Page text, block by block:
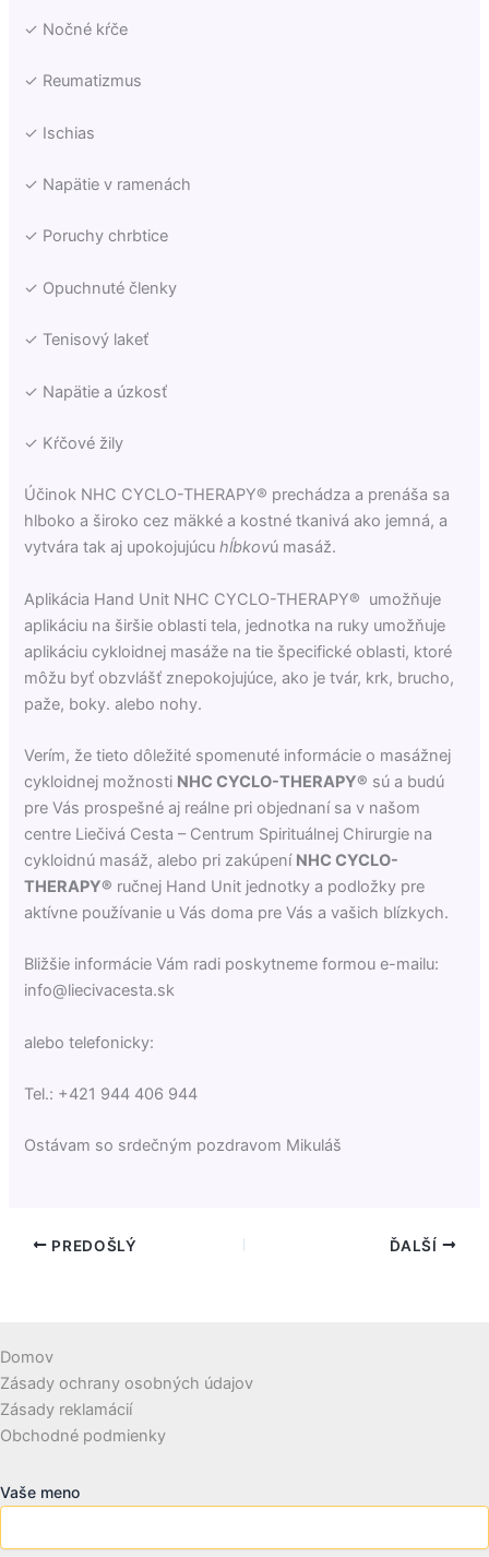
✓ Nočné kŕče
✓ Reumatizmus
✓ Ischias
✓ Napätie v ramenách
✓ Poruchy chrbtice
✓ Opuchnuté členky
✓ Tenisový lakeť
✓ Napätie a úzkosť
✓ Kŕčové žily
Účinok NHC CYCLO-THERAPY® prechádza a prenáša sa
hlboko a široko cez mäkké a kostné tkanivá ako jemná, a
vytvára tak aj upokojujúcuhĺbkovú masáž.
Aplikácia Hand Unit NHC CYCLO-THERAPY® umožňuje
aplikáciu na širšie oblasti tela, jednotka na ruky umožňuje
aplikáciu cykloidnej masáže na tie špecifické oblasti, ktoré
môžu byť obzvlášť znepokojujúce, ako je tvár, krk, brucho,
paže, boky. alebo nohy.
Verím, že tieto dôležité spomenuté informácie o masážnej
cykloidnej možnosti NHC CYCLO-THERAPY® sú a budú
pre Vás prospešné aj reálne pri objednaní sa v našom
centre Liečivá Cesta – Centrum Spirituálnej Chirurgie na
cykloidnú masáž, alebo pri zakúpení NHC CYCLO-
THERAPY® ručnej Hand Unit jednotky a podložky pre
aktívne používanie u Vás doma pre Vás a vašich blízkych.
Bližšie informácie Vám radi poskytneme formou e-mailu:
info@liecivacesta.sk
alebo telefonicky:
Tel.: +421 944 406 944
Ostávam so srdečným pozdravom Mikuláš
PREDOŠLÝ ĎALŠÍ
Domov
Zásady ochrany osobných údajov
Zásady reklamácií
Obchodné podmienky
Vaše meno